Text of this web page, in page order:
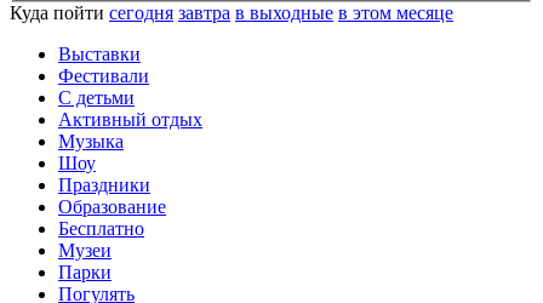
Куда пойти сегодня завтра в выходные в этом месяце
Выставки
Фестивали
С детьми
Активный отдых
Музыка
Шоу
Праздники
Образование
Бесплатно
Музеи
Парки
Погулять